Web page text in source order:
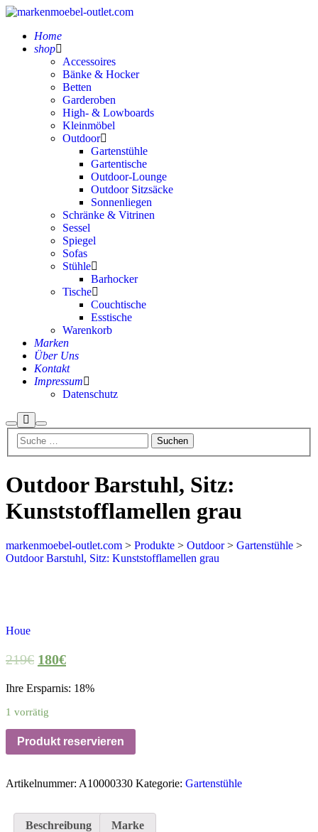
Home
shop
Accessoires
Bänke & Hocker
Betten
Garderoben
High- & Lowboards
Kleinmöbel
Outdoor
Gartenstühle
Gartentische
Outdoor-Lounge
Outdoor Sitzsäcke
Sonnenliegen
Schränke & Vitrinen
Sessel
Spiegel
Sofas
Stühle
Barhocker
Tische
Couchtische
Esstische
Warenkorb
Marken
Über Uns
Kontakt
Impressum
Datenschutz
Suchen
Mehr
InfoHauptmenü
Outdoor Barstuhl, Sitz:
Kunststofflamellen grau
markenmoebel-outlet.com > Produkte > Outdoor> Gartenstühle >
Outdoor Barstuhl, Sitz: Kunststofflamellen grau
Houe
219€ 180€
Ihre Ersparnis: 18%
1 vorrätig
Produkt reservieren
Artikelnummer: A10000330 Kategorie: Gartenstühle
Beschreibung Marke